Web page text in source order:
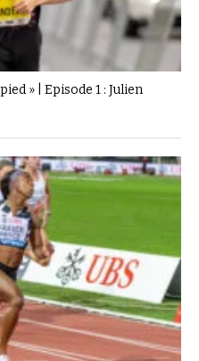
» | Episode 1 : Julien